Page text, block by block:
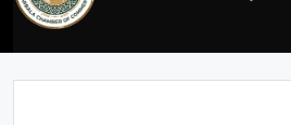
غرفة